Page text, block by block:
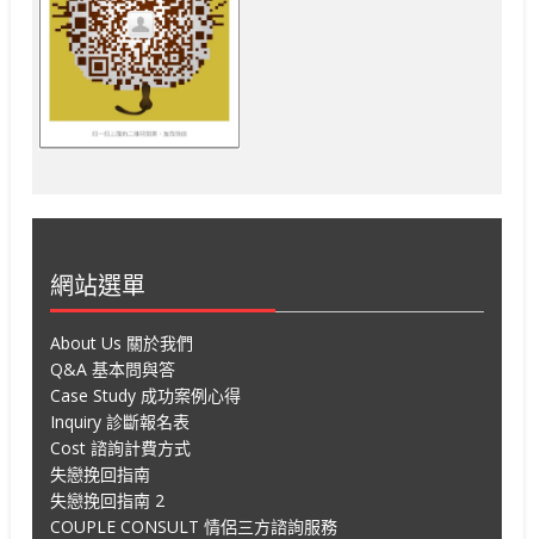
網站選單
About Us 關於我們
Q&A 基本問與答
Case Study 成功案例心得
Inquiry 診斷報名表
Cost 諮詢計費方式
失戀挽回指南
失戀挽回指南 2
COUPLE CONSULT 情侶三方諮詢服務